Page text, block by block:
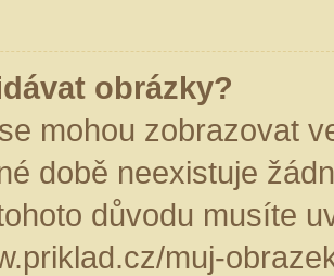
obrázky?
mohou zobrazovat
době neexistuje
důvodu musíte
muj-